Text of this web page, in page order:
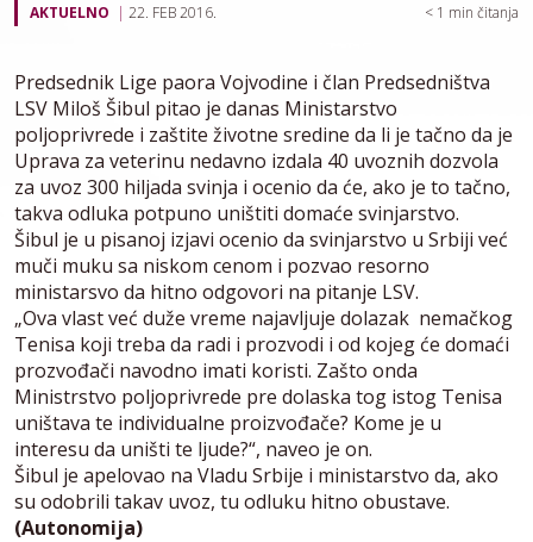
AKTUELNO 22. FEB 2016. < 1 min čitanja
Predsednik Lige paora Vojvodine i član Predsedništva
LSV Miloš Šibul pitao je danas Ministarstvo
poljoprivrede i zaštite životne sredine da li je tačno da je
Uprava za veterinu nedavno izdala 40 uvoznih dozvola
za uvoz 300 hiljada svinja i ocenio da će, ako je to tačno,
takva odluka potpuno uništiti domaće svinjarstvo.
Šibul je u pisanoj izjavi ocenio da svinjarstvo u Srbiji već
muči muku sa niskom cenom i pozvao resorno
ministarsvo da hitno odgovori na pitanje LSV.
„Ova vlast već duže vreme najavljuje dolazak nemačkog
Tenisa koji treba da radi i prozvodi i od kojeg će domaći
prozvođači navodno imati koristi. Zašto onda
Ministrstvo poljoprivrede pre dolaska tog istog Tenisa
uništava te individualne proizvođače? Kome je u
interesu da uništi te ljude?“, naveo je on.
Šibul je apelovao na Vladu Srbije i ministarstvo da, ako
su odobrili takav uvoz, tu odluku hitno obustave.
(Autonomija)